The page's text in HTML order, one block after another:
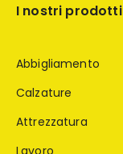
I nostri prodotti
Abbigliamento
Calzature
Attrezzatura